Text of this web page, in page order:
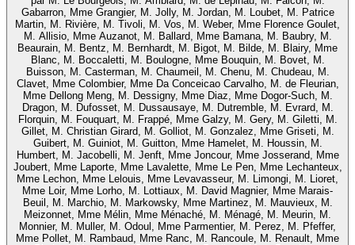
Gabarron, Mme Grangier, M. Jolly, M. Jordan, M. Loubet, M. Patrice
Martin, M. Rivière, M. Tivoli, M. Vos, M. Weber, Mme Florence Goulet,
M. Allisio, Mme Auzanot, M. Ballard, Mme Bamana, M. Baubry, M.
Beaurain, M. Bentz, M. Bernhardt, M. Bigot, M. Bilde, M. Blairy, Mme
Blanc, M. Boccaletti, M. Boulogne, Mme Bouquin, M. Bovet, M.
Buisson, M. Casterman, M. Chaumeil, M. Chenu, M. Chudeau, M.
Clavet, Mme Colombier, Mme Da Conceicao Carvalho, M. de Fleurian,
Mme Dellong Meng, M. Dessigny, Mme Diaz, Mme Dogor-Such, M.
Dragon, M. Dufosset, M. Dussausaye, M. Dutremble, M. Evrard, M.
Florquin, M. Fouquart, M. Frappé, Mme Galzy, M. Gery, M. Giletti, M.
Gillet, M. Christian Girard, M. Golliot, M. Gonzalez, Mme Griseti, M.
Guibert, M. Guiniot, M. Guitton, Mme Hamelet, M. Houssin, M.
Humbert, M. Jacobelli, M. Jenft, Mme Joncour, Mme Josserand, Mme
Joubert, Mme Laporte, Mme Lavalette, Mme Le Pen, Mme Lechanteux,
Mme Lechon, Mme Lelouis, Mme Levavasseur, M. Limongi, M. Lioret,
Mme Loir, Mme Lorho, M. Lottiaux, M. David Magnier, Mme Marais-
Beuil, M. Marchio, M. Markowsky, Mme Martinez, M. Mauvieux, M.
Meizonnet, Mme Mélin, Mme Ménaché, M. Ménagé, M. Meurin, M.
Monnier, M. Muller, M. Odoul, Mme Parmentier, M. Perez, M. Pfeffer,
Mme Pollet, M. Rambaud, Mme Ranc, M. Rancoule, M. Renault, Mme